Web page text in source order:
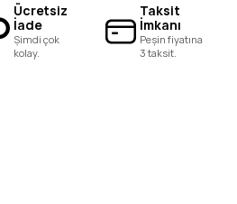
Ücretsiz
İade
Şimdi çok
kolay.
Taksit
İmkanı
Peşin fiyatına
3 taksit.